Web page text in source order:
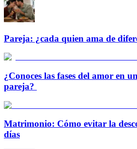
Pareja: ¿cada quien ama de
¿Conoces las fases del amor en
pareja?
Matrimonio: Cómo evitar la
días